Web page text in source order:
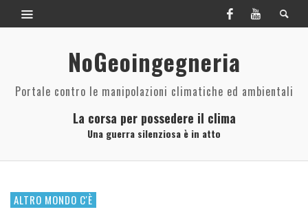
NoGeoingegneria
Portale contro le manipolazioni climatiche ed ambientali
La corsa per possedere il clima
Una guerra silenziosa è in atto
ALTRO MONDO C'È